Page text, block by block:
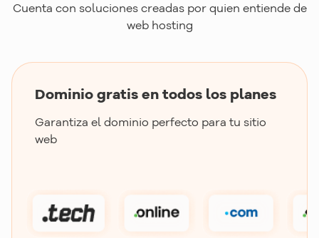
Cuenta con soluciones creadas por quien entiende de
web hosting
Dominio gratis en todos los planes
Garantiza el dominio perfecto para tu sitio
web